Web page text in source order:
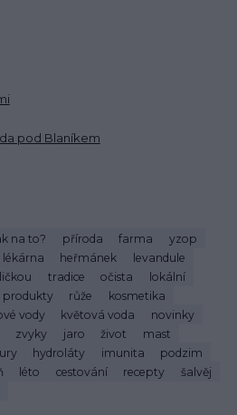
pod Blaníkem
na to? příroda farma
yzop
lékárna heřmánek
levandule
tradice očista
lokální
produkty růže
kosmetika
vody květová voda
novinky
zvyky jaro život
mast
hydroláty imunita
podzim
léto cestování recepty
šalvěj